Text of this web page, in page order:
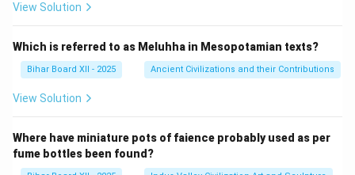
View Solution
Which is referred to as Meluhha in Mesopotamian texts?
Bihar Board XII - 2025 Ancient Civilizations and their Contributions
View Solution
Where have miniature pots of faience probably used as per
fume bottles been found?